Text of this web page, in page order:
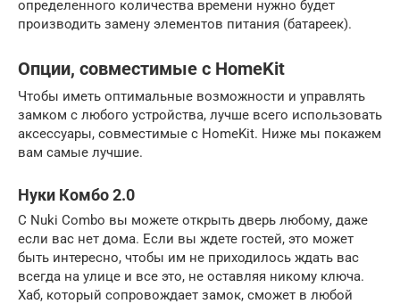
определенного количества времени нужно будет
производить замену элементов питания (батареек).
Опции, совместимые с HomeKit
Чтобы иметь оптимальные возможности и управлять
замком с любого устройства, лучше всего использовать
аксессуары, совместимые с HomeKit. Ниже мы покажем
вам самые лучшие.
Нуки Комбо 2.0
С Nuki Combo вы можете открыть дверь любому, даже
если вас нет дома. Если вы ждете гостей, это может
быть интересно, чтобы им не приходилось ждать вас
всегда на улице и все это, не оставляя никому ключа.
Хаб, который сопровождает замок, сможет в любой